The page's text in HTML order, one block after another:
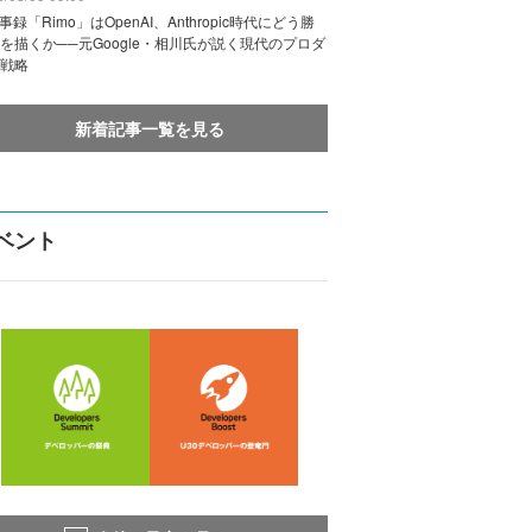
録「Rimo」はOpenAI、Anthropic時代にどう勝
描くか──元Google・相川氏が説く現代のプロダ
略
新着記事一覧を見る
ント